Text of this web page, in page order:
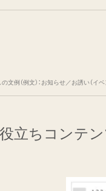
の文例（例文）：お知らせ／お誘い（イ
立ちコンテン